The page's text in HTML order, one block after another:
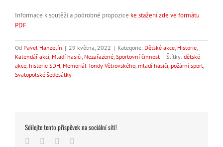
Informace k soutěži a podrobné propozice ke stažení zde ve formátu
PDF.
Od Pavel Hanzelín | 29 května, 2022 | Kategorie: Dětské akce, Historie,
Kalendář akcí, Mladí hasiči, Nezařazené, Sportovní činnost | Štítky: dětské
akce, historie SDH, Memoriál Tondy Větrovského, mladí hasiči, požární sport,
Svatopolské šedesátky
Sdílejte tento příspěvek na sociální síti!
FacebookWhatsApp